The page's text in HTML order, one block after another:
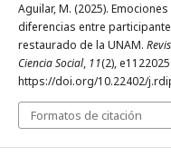
Aguilar, M. (2025).
diferencias entre
restaurado de la UNAM.
Ciencia Social, 11(2),
https://doi.org/10.22402/
Formatos de citación